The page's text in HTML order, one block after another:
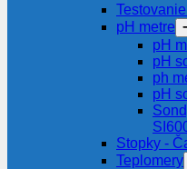
pH metre
pH
pH
ph
pH
Stopky -
Teplomery